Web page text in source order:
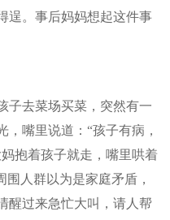
逞。事后妈妈想起这件事
子去菜场买菜，突然有一
嘴里说道：“孩子有病，
抱着孩子就走，嘴里哄着
人群以为是家庭矛盾，
醒过来急忙大叫，请人帮